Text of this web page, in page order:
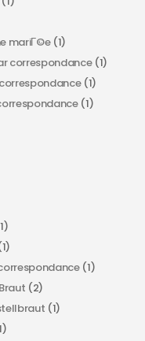
mariГ©e(1)
correspondance(1)
(1)
(1)
(1)
(2)
(1)